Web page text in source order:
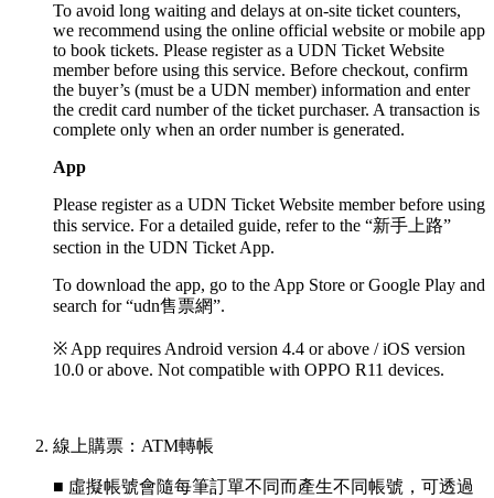
To avoid long waiting and delays at on-site ticket counters,
we recommend using the online official website or mobile app
to book tickets. Please register as a UDN Ticket Website
member before using this service. Before checkout, confirm
the buyer’s (must be a UDN member) information and enter
the credit card number of the ticket purchaser. A transaction is
complete only when an order number is generated.
App
Please register as a UDN Ticket Website member before using
this service. For a detailed guide, refer to the “新手上路”
section in the UDN Ticket App.
To download the app, go to the App Store or Google Play and
search for “udn售票網”.
※ App requires Android version 4.4 or above / iOS version
10.0 or above. Not compatible with OPPO R11 devices.
線上購票：ATM轉帳
■ 虛擬帳號會隨每筆訂單不同而產生不同帳號，可透過